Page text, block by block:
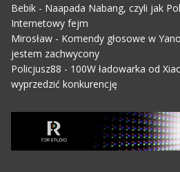
Bebik- Naapada Nabang, czyli jak
Internetowy fejm
Mirosław- Komendy głosowe w
jestem zachwycony
Policjusz88 - 100W ładowarka od
wyprzedzić konkurencję